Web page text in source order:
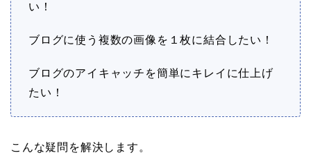
い！
ブログに使う複数の画像を１枚に結合したい！
ブログのアイキャッチを簡単にキレイに仕上げ
たい！
こんな疑問を解決します。